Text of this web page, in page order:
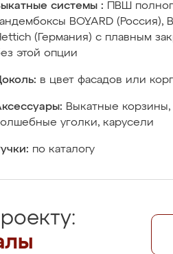
системы :
ПВШ
BOYARD (Россия),
(Германия) с плавным
этой опции
в цвет фасадов или
Выкатные
уголки, карусели
по каталогу